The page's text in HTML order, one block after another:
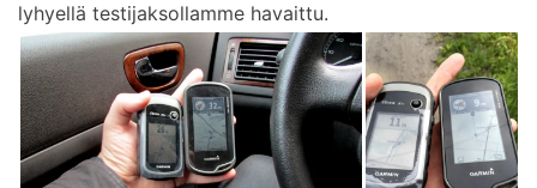
lyhyellä testijaksollamme havaittu.